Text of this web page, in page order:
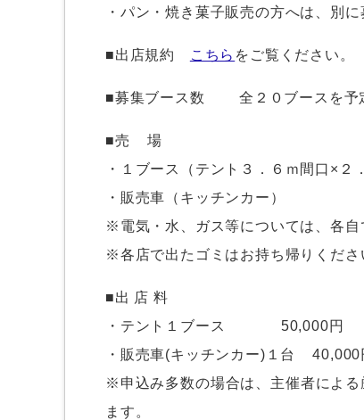
・パン・焼き菓子販売の方へは、別に
■出店規約 こちら をご覧ください。
■募集ブース数 全２０ブースを予
■売 場
・１ブース（テント３．６ｍ間口×２
・販売車（キッチンカー）
※電気・水、ガス等については、各自
※各店で出たゴミはお持ち帰りくださ
■出 店 料
・テント１ブース 50,000円 （
・販売車(キッチンカー)１台 40,000
※申込み多数の場合は、主催者によ
ます。